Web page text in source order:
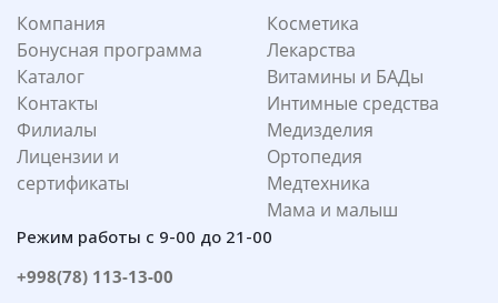
Компания
Бонусная программа
Каталог
Контакты
Филиалы
Лицензии и
сертификаты
Косметика
Лекарства
Витамины и БАДы
Интимные средства
Медизделия
Ортопедия
Медтехника
Мама и малыш
Режим работы с 9-00 до 21-00
+998(78) 113-13-00